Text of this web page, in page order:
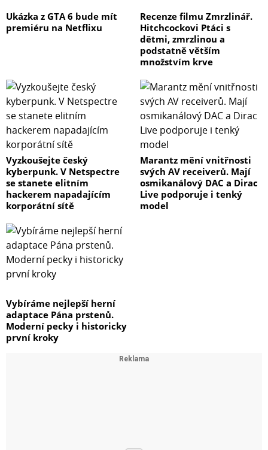
Ukázka z GTA 6 bude mít
premiéru na Netflixu
Recenze filmu Zmrzlinář.
Hitchcockovi Ptáci s
dětmi, zmrzlinou a
podstatně větším
množstvím krve
Vyzkoušejte český
kyberpunk. V Netspectre
se stanete elitním
hackerem napadajícím
korporátní sítě
Marantz mění vnitřnosti
svých AV receiverů. Mají
osmikanálový DAC a Dirac
Live podporuje i tenký
model
Vybíráme nejlepší herní
adaptace Pána prstenů.
Moderní pecky i historicky
první kroky